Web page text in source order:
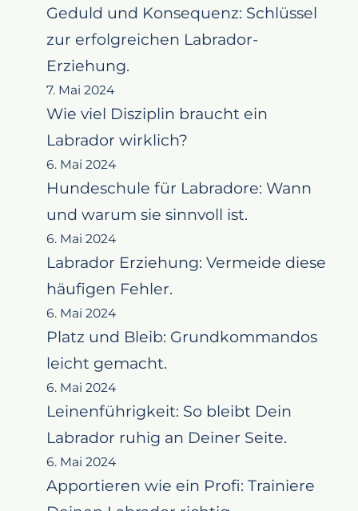
Geduld und Konsequenz: Schlüssel
zur erfolgreichen Labrador-
Erziehung.
7. Mai 2024
Wie viel Disziplin braucht ein
Labrador wirklich?
6. Mai 2024
Hundeschule für Labradore: Wann
und warum sie sinnvoll ist.
6. Mai 2024
Labrador Erziehung: Vermeide diese
häufigen Fehler.
6. Mai 2024
Platz und Bleib: Grundkommandos
leicht gemacht.
6. Mai 2024
Leinenführigkeit: So bleibt Dein
Labrador ruhig an Deiner Seite.
6. Mai 2024
Apportieren wie ein Profi: Trainiere